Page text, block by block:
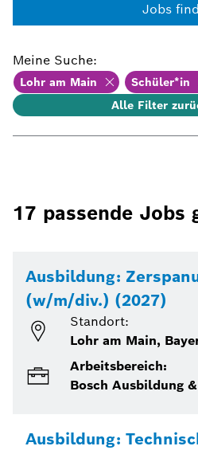
Jobs
Meine Suche:
Lohr am Main
Schüler*in
Alle Filter
17 passende Jobs
Ausbildung:
(w/m/div.) (2027)
Standort:
Lohr am Main,
Arbeitsbereich:
Bosch Ausbildung
Ausbildung: